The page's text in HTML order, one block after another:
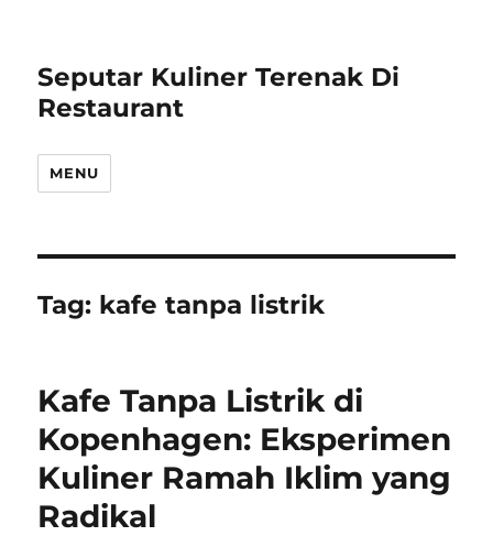
Seputar Kuliner Terenak Di
Restaurant
MENU
Tag: kafe tanpa listrik
Kafe Tanpa Listrik di
Kopenhagen: Eksperimen
Kuliner Ramah Iklim yang
Radikal